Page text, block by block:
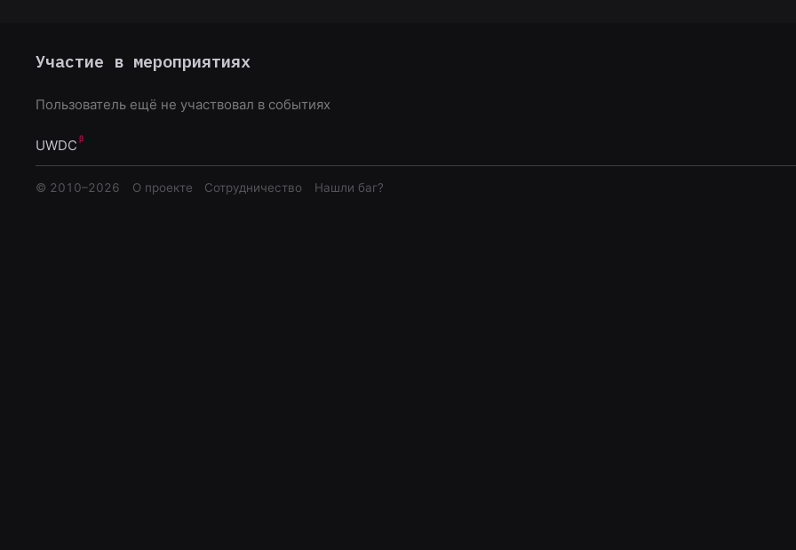
Участие в мероприятиях
Пользователь ещё не участвовал в событиях
UWDC
© 2010–2026 О проекте Сотрудничество Нашли баг?